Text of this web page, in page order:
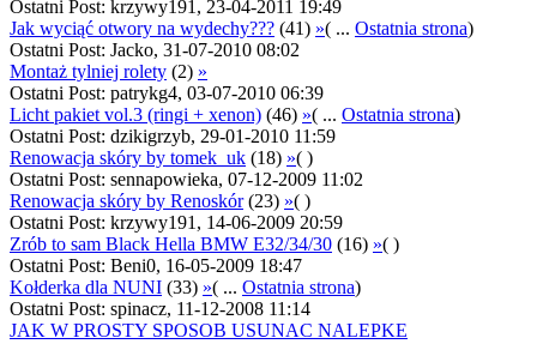
Ostatni Post: krzywy191, 23-04-2011 19:49
Jak wyciąć otwory na wydechy??? (41) »( ... Ostatnia strona)
Ostatni Post: Jacko, 31-07-2010 08:02
Montaż tylniej rolety (2) »
Ostatni Post: patrykg4, 03-07-2010 06:39
Licht pakiet vol.3 (ringi + xenon) (46) »( ... Ostatnia strona)
Ostatni Post: dzikigrzyb, 29-01-2010 11:59
Renowacja skóry by tomek_uk (18) »( )
Ostatni Post: sennapowieka, 07-12-2009 11:02
Renowacja skóry by Renoskór(23) »( )
Ostatni Post: krzywy191, 14-06-2009 20:59
Zrób to sam Black Hella BMW E32/34/30 (16) »( )
Ostatni Post: Beni0, 16-05-2009 18:47
Kołderka dla NUNI (33) »( ... Ostatnia strona)
Ostatni Post: spinacz, 11-12-2008 11:14
JAK W PROSTY SPOSOB USUNAC NALEPKE